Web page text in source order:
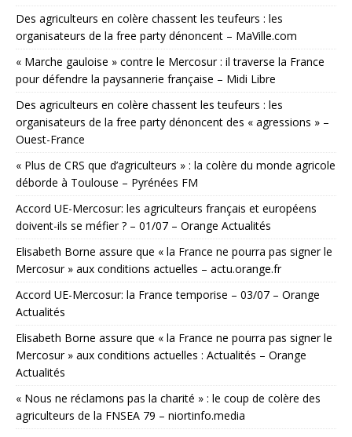
Des agriculteurs en colère chassent les teufeurs : les
organisateurs de la free party dénoncent – MaVille.com
« Marche gauloise » contre le Mercosur : il traverse la France
pour défendre la paysannerie française – Midi Libre
Des agriculteurs en colère chassent les teufeurs : les
organisateurs de la free party dénoncent des « agressions » –
Ouest-France
« Plus de CRS que d’agriculteurs » : la colère du monde agricole
déborde à Toulouse – Pyrénées FM
Accord UE-Mercosur: les agriculteurs français et européens
doivent-ils se méfier ? – 01/07 – Orange Actualités
Elisabeth Borne assure que « la France ne pourra pas signer le
Mercosur » aux conditions actuelles – actu.orange.fr
Accord UE-Mercosur: la France temporise – 03/07 – Orange
Actualités
Elisabeth Borne assure que « la France ne pourra pas signer le
Mercosur » aux conditions actuelles : Actualités – Orange
Actualités
« Nous ne réclamons pas la charité » : le coup de colère des
agriculteurs de la FNSEA 79 – niortinfo.media